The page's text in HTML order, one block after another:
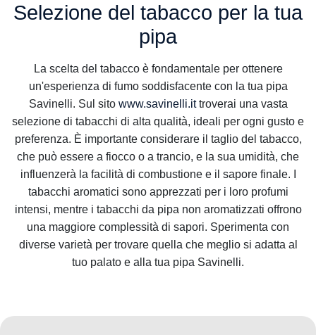
Selezione del tabacco per la tua
pipa
La scelta del tabacco è fondamentale per ottenere
un'esperienza di fumo soddisfacente con la tua pipa
Savinelli. Sul sito www.savinelli.ittroverai una vasta
selezione di tabacchi di alta qualità, ideali per ogni gusto e
preferenza. È importante considerare il taglio del tabacco,
che può essere a fiocco o a trancio, e la sua umidità, che
influenzerà la facilità di combustione e il sapore finale. I
tabacchi aromatici sono apprezzati per i loro profumi
intensi, mentre i tabacchi da pipa non aromatizzati offrono
una maggiore complessità di sapori. Sperimenta con
diverse varietà per trovare quella che meglio si adatta al
tuo palato e alla tua pipa Savinelli.